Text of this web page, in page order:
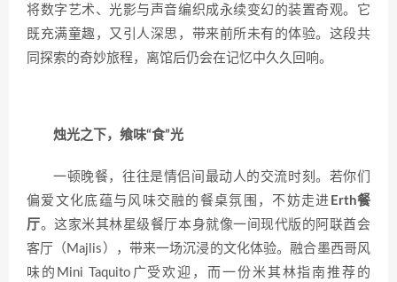
将数字艺术、光影与声音编织成永续变幻的装置奇观。它
既充满童趣，又引人深思，带来前所未有的体验。这段共
同探索的奇妙旅程，离馆后仍会在记忆中久久回响。
烛光之下，飨味“食”光
一顿晚餐，往往是情侣间最动人的交流时刻。若你们
偏爱文化底蕴与风味交融的餐桌氛围，不妨走进 Erth餐
厅。这家米其林星级餐厅本身就像一间现代版的阿联酋会
客厅（Majlis），带来一场沉浸的文化体验。融合墨西哥风
味的Mini Taquito广受欢迎，而一份米其林指南推荐的